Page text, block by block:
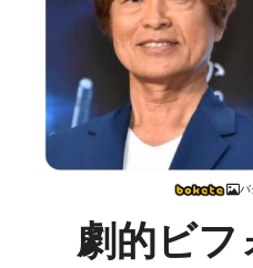
劇的ビ